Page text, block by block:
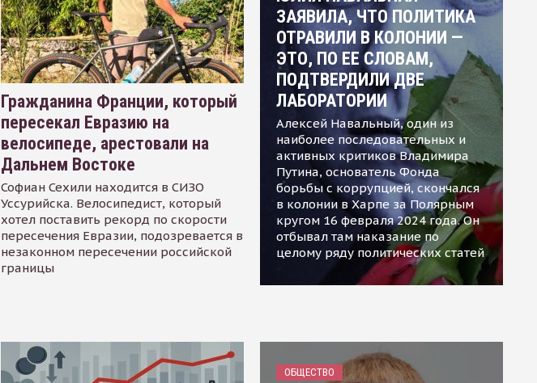
Гражданина Франции, который
пересекал Евразию на
велосипеде, арестовали на
Дальнем Востоке
Софиан Сехили находится в СИЗО
Уссурийска. Велосипедист, который
хотел поставить рекорд по скорости
пересечения Евразии, подозревается в
незаконном пересечении российской
границы
ЗАЯВИЛА, ЧТО ПОЛИТИКА
ОТРАВИЛИ В КОЛОНИИ —
ЭТО, ПО ЕЕ СЛОВАМ,
ПОДТВЕРДИЛИ ДВЕ
ЛАБОРАТОРИИ
Алексей Навальный, один из
наиболее последовательных и
активных критиков Владимира
Путина, основатель Фонда
борьбы с коррупцией, скончался
в колонии в Харпе за Полярным
кругом 16 февраля 2024 года. Он
отбывал там наказание по
целому ряду политических статей
ОБЩЕСТВО